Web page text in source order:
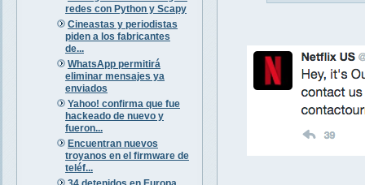
redes con Python y Scapy
Cineastas y periodistas
piden a los fabricantes
de...
WhatsApp permitirá
eliminar mensajes ya
enviados
Yahoo! confirma que fue
hackeado de nuevo y
fueron...
Encuentran nuevos
troyanos en el firmware de
teléf...